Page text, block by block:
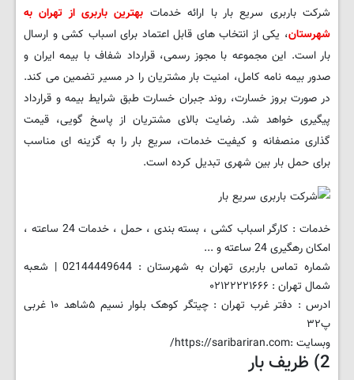
شرکت باربری سریع بار با ارائه خدمات بهترین باربری از تهران به
شهرستان، یکی از انتخاب های قابل اعتماد برای اسباب کشی و ارسال
بار است. این مجموعه با مجوز رسمی، قرارداد شفاف با بیمه ایران و
صدور بیمه نامه کامل، امنیت بار مشتریان را در مسیر تضمین می کند.
در صورت بروز خسارت، روند جبران خسارت طبق شرایط بیمه و قرارداد
پیگیری خواهد شد. رضایت بالای مشتریان از پاسخ گویی، قیمت
گذاری منصفانه و کیفیت خدمات، سریع بار را به گزینه ای مناسب
برای حمل بار بین شهری تبدیل کرده است.
خدمات : کارگر اسباب کشی ، بسته بندی ، حمل ، خدمات 24 ساعته ،
امکان رهگیری 24 ساعته و ...
شماره تماس باربری تهران به شهرستان : 02144449644 | شعبه
شمال تهران : ۰۲۱۲۲۲۲۱۶۶۶
ادرس : دفتر غرب تهران : چیتگر کوهک بلوار نسیم ۵شاهد ۱۰ غربی
پ۳۲
وبسایت :https://saribariran.com/
2) ظریف بار